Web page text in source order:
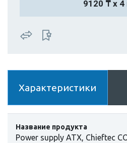
9120 ₸ х
Характеристики
Название продукта
Power supply ATX, Chieftec